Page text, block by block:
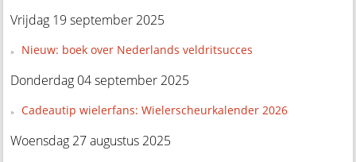
Vrijdag 19 september 2025
Nieuw: boek over Nederlands veldritsucces
Donderdag 04 september 2025
Cadeautip wielerfans: Wielerscheurkalender 2026
Woensdag 27 augustus 2025